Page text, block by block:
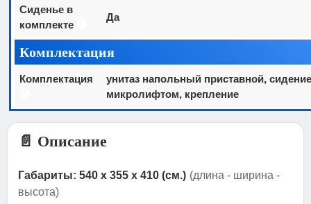
Сиденье в
комплекте
Да
Комплектация
Комплектация
унитаз напольный приставной,
микролифтом, крепление
📄 Описание
Габариты: 540 x 355 x 410 (см.) (длина - ширина -
высота)